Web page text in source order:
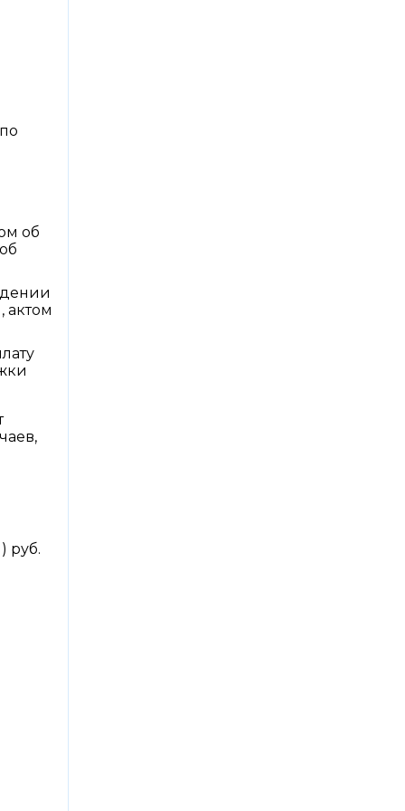
об
актом
руб.